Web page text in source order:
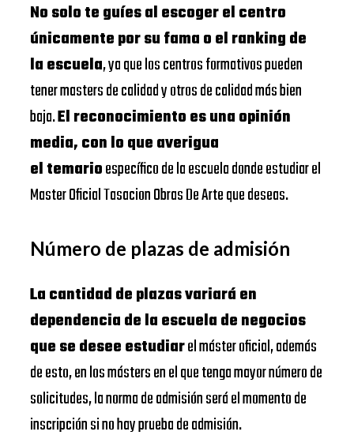
No solo te guíes al escoger el centro
únicamente por su fama o el ranking de
la escuela, ya que los centros formativos pueden
tener masters de calidad y otros de calidad más bien
baja.El reconocimiento es una opinión
media, con lo que averigua
el temarioespecífico de la escuela donde estudiar el
Master Oficial Tasacion Obras De Arte que deseas.
Número de plazas de admisión
La cantidad de plazas variará en
dependencia de la escuela de negocios
que se desee estudiarel máster oficial, además
de esto, en los másters en el que tenga mayor número de
solicitudes, la norma de admisión será el momento de
inscripción si no hay prueba de admisión.